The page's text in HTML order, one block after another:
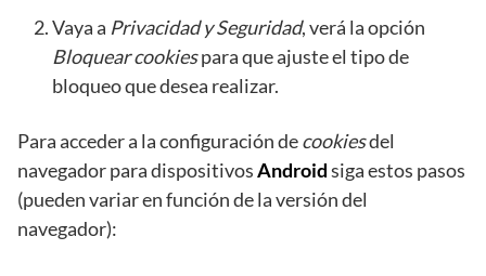
Vaya a Privacidad y Seguridad, verá la opción
Bloquear cookiespara que ajuste el tipo de
bloqueo que desea realizar.
Para acceder a la configuración decookiesdel
navegador para dispositivosAndroidsiga estos pasos
(pueden variar en función de la versión del
navegador):